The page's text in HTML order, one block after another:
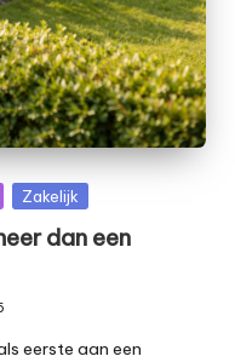
Zakelijk
dan een
eerste aan een